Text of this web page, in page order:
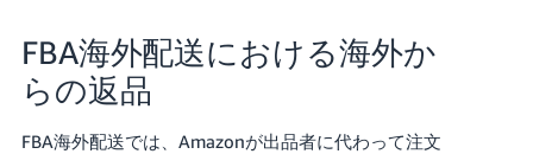
FBA海外配送における海外か
らの返品
FBA海外配送では、Amazonが出品者に代わって注文